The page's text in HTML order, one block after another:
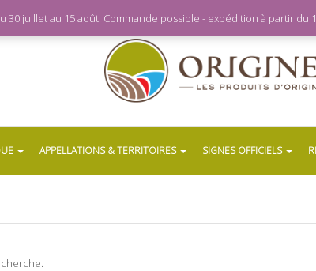
APPELLATIONS & TERRITOIRES SIGNES OFFICIELS
30 juillet au 15 août. Commande possible - expédition à partir du